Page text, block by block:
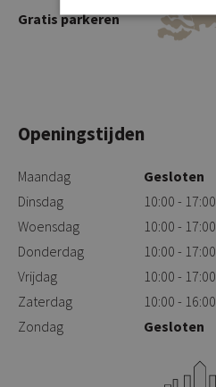
Gratis parkeren
Openingstijden
Maandag
Gesloten
Dinsdag
10:00 - 17:00
Woensdag
10:00 - 17:00
Donderdag
10:00 - 17:00
Vrijdag
10:00 - 17:00
Zaterdag
10:00 - 16:00
Zondag
Gesloten